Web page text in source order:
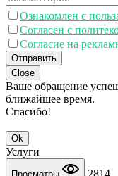
Ознакомлен с
Согласен с
Согласие на
Отправить
Close
Ваше обращение
ближайшее время.
Спасибо!
Ok
Услуги
2814